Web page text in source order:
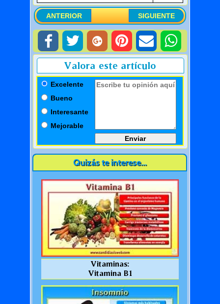
ANTERIOR SIGUIENTE
Valora este artículo
Excelente
Bueno
Interesante
Mejorable
Quizás te interese...
Vitaminas:
Vitamina B1